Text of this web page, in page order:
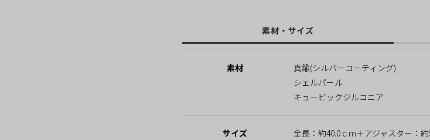
もぜひご利用ください。
《映画『ウィキッド 永遠の約束』 あらすじ》
世界に”悪い魔女”と”善い魔女”と語られるふたりの、眩しくて切
オズの国に隠された真実を知り、それぞれの道を歩むことになっ
一方“善い魔女”となったグリンダは、希望の象徴として名声と
素材・サイズ
素材
真鍮(シルバーコーティング)
シェルパール
キュービックジルコニア
サイズ 全長：約40.0ｃm＋アジャスター：